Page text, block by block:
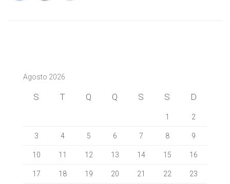
Agosto 2026
S T Q Q S S D
1 2
3 4 5 6 7 8 9
10 11 12 13 14 15 16
17 18 19 20 21 22 23